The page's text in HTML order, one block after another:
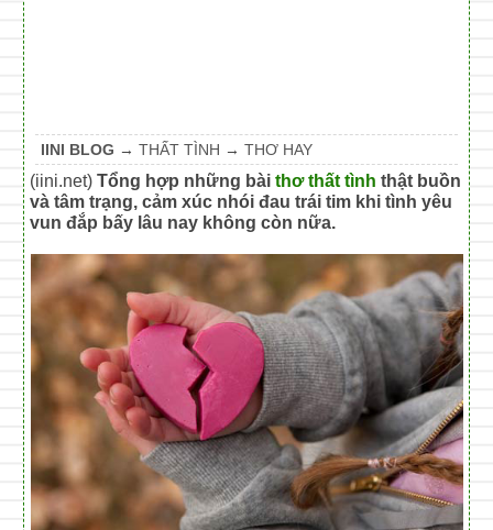
IINI BLOG →THẤT TÌNH →THƠ HAY
(iini.net)Tổng hợp những bàithơ thất tình thật buồn
và tâm trạng, cảm xúc nhói đau trái tim khi tình yêu
vun đắp bấy lâu nay không còn nữa.